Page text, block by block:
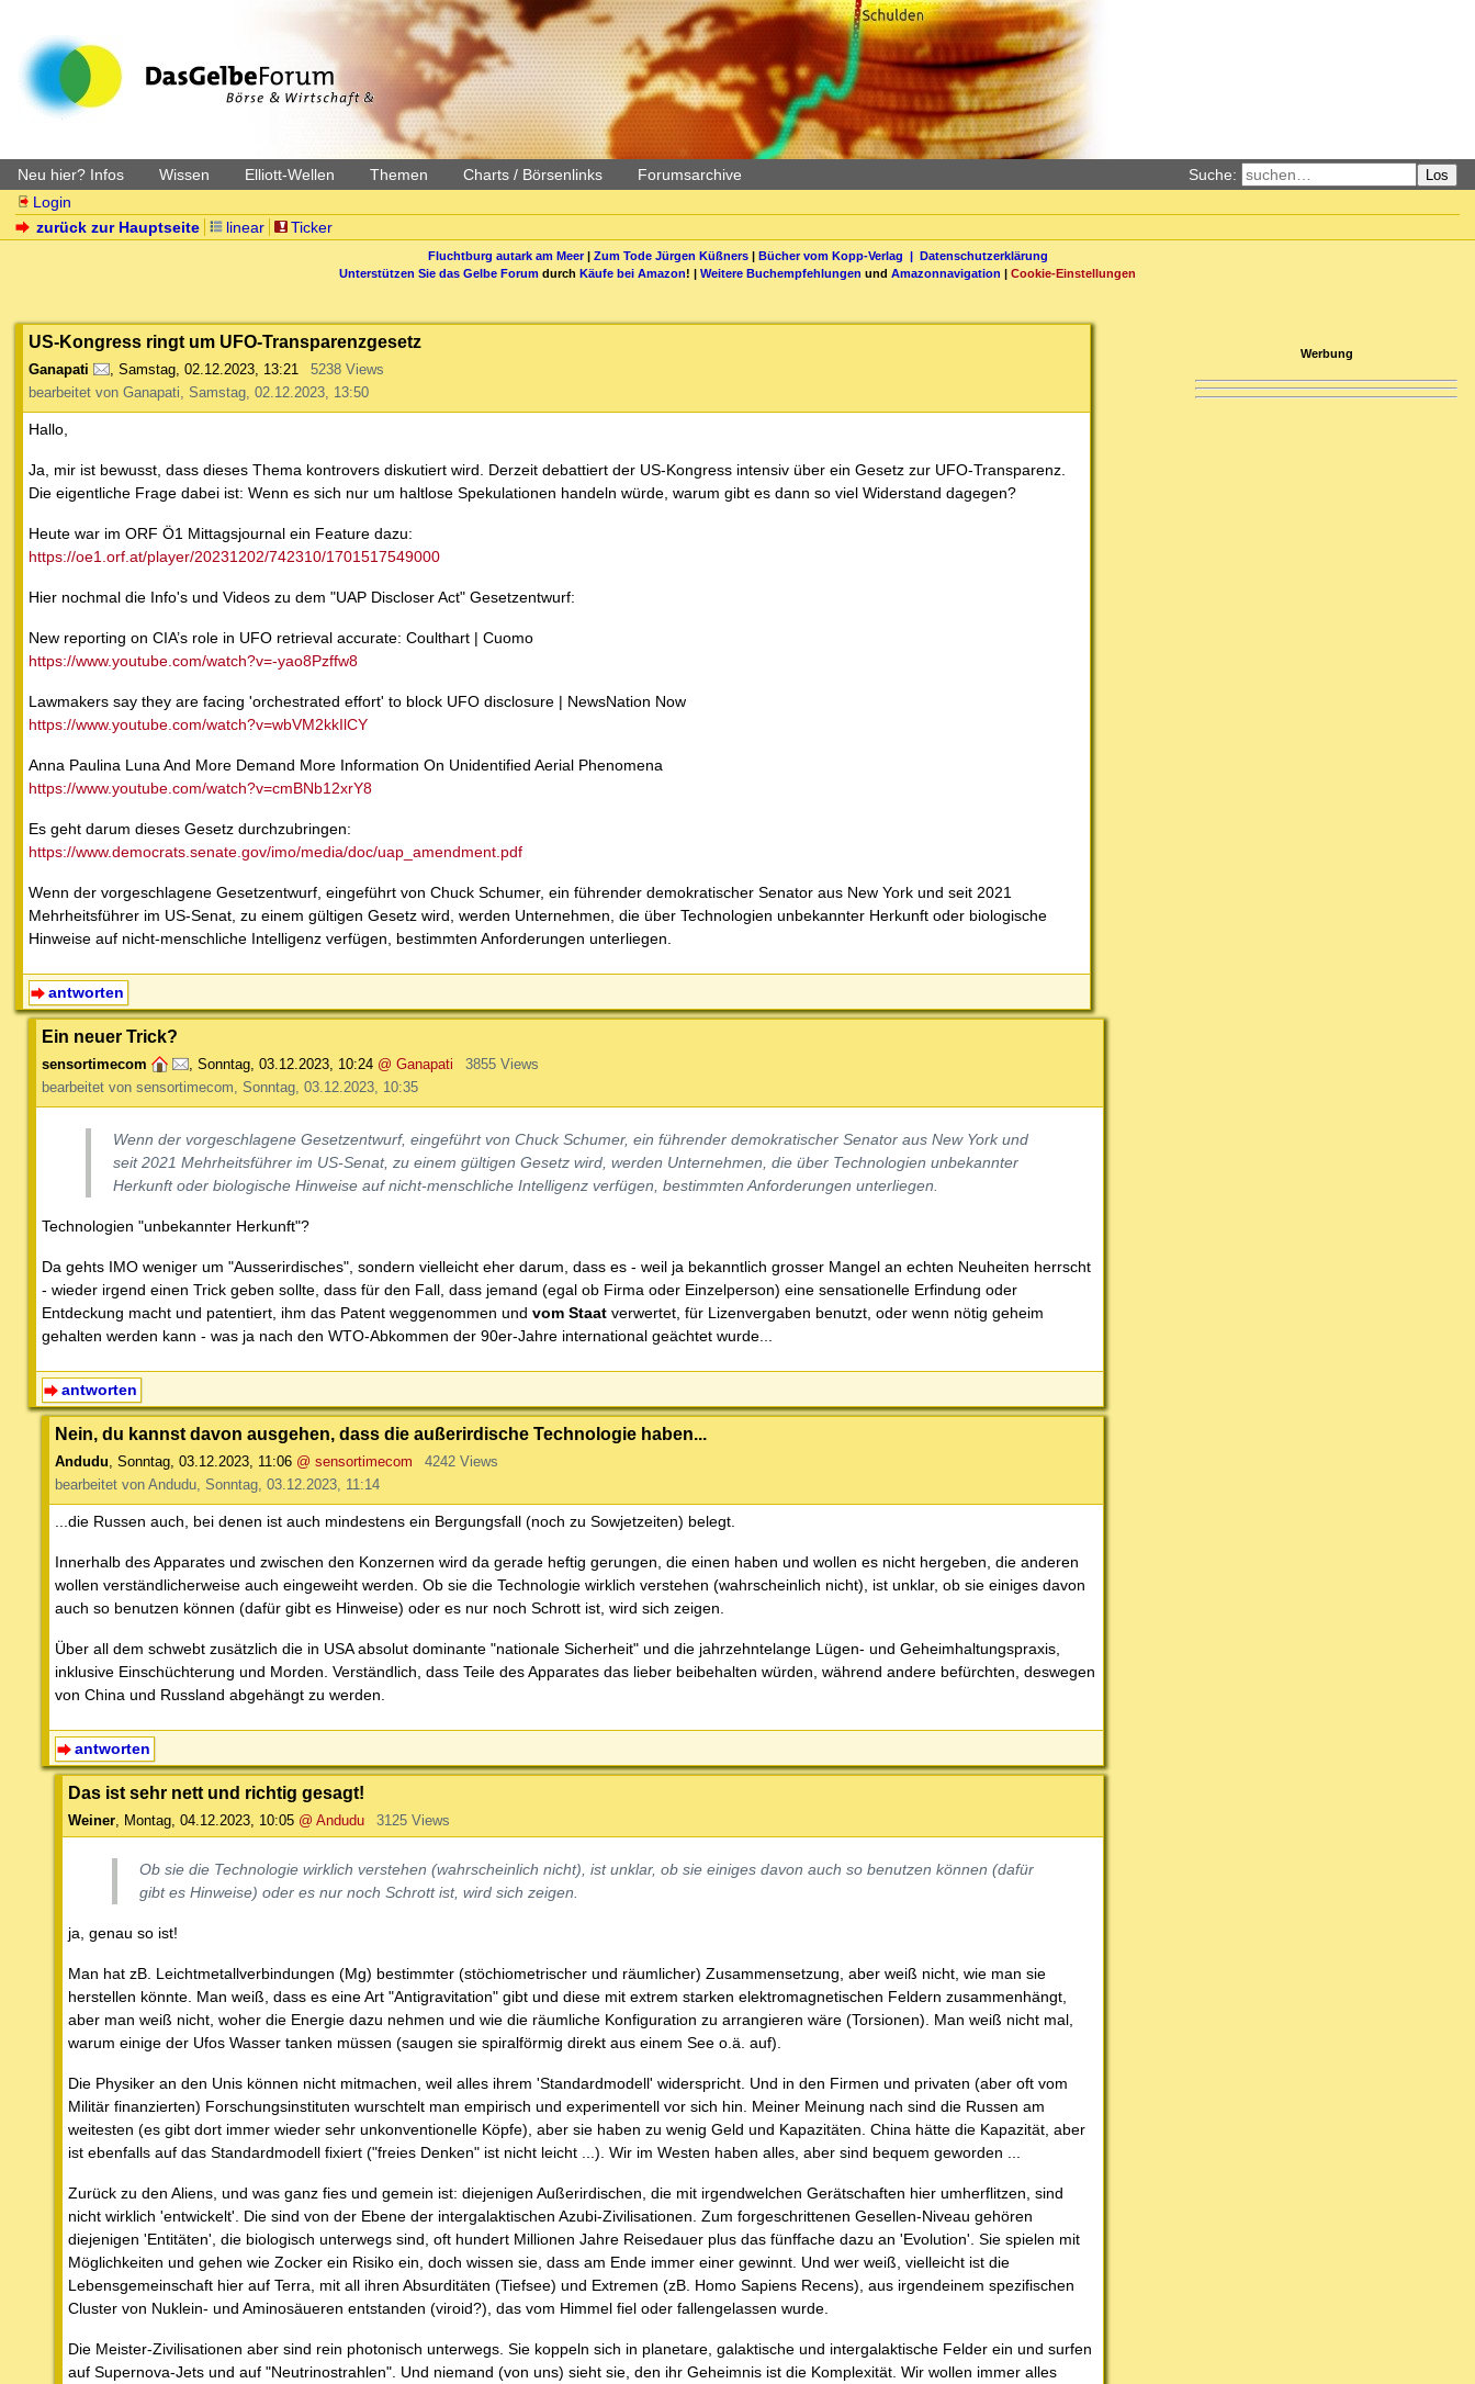
Neu hier? Infos Wissen Elliott-Wellen Themen Charts / Börsenlinks Forumsarchive Suche: Los
Login
zurück zur Hauptseite
linear Ticker
Fluchtburg autark am Meer| Zum Tode Jürgen Küßners| Bücher vom Kopp-Verlag | Datenschutzerklärung
Unterstützen Sie das Gelbe Forum durch Käufe bei Amazon! | Weitere Buchempfehlungen und Amazonnavigation | Cookie-Einstellungen
US-Kongress ringt um UFO-Transparenzgesetz
Ganapati , Samstag, 02.12.2023, 13:21
5238 Views
bearbeitet von Ganapati, Samstag, 02.12.2023, 13:50
Hallo,
Ja, mir ist bewusst, dass dieses Thema kontrovers diskutiert wird. Derzeit debattiert der US-Kongress intensiv über ein Gesetz zur UFO-Transparenz.
Die eigentliche Frage dabei ist: Wenn es sich nur um haltlose Spekulationen handeln würde, warum gibt es dann so viel Widerstand dagegen?
Heute war im ORF Ö1 Mittagsjournal ein Feature dazu:
https://oe1.orf.at/player/20231202/742310/1701517549000
Hier nochmal die Info's und Videos zu dem "UAP Discloser Act" Gesetzentwurf:
New reporting on CIA’s role in UFO retrieval accurate: Coulthart | Cuomo
https://www.youtube.com/watch?v=-yao8Pzffw8
Lawmakers say they are facing 'orchestrated effort' to block UFO disclosure | NewsNation Now
https://www.youtube.com/watch?v=wbVM2kkIlCY
Anna Paulina Luna And More Demand More Information On Unidentified Aerial Phenomena
https://www.youtube.com/watch?v=cmBNb12xrY8
Es geht darum dieses Gesetz durchzubringen:
https://www.democrats.senate.gov/imo/media/doc/uap_amendment.pdf
Wenn der vorgeschlagene Gesetzentwurf, eingeführt von Chuck Schumer, ein führender demokratischer Senator aus New York und seit 2021
Mehrheitsführer im US-Senat, zu einem gültigen Gesetz wird, werden Unternehmen, die über Technologien unbekannter Herkunft oder biologische
Hinweise auf nicht-menschliche Intelligenz verfügen, bestimmten Anforderungen unterliegen.
antworten
Ein neuer Trick?
sensortimecom , Sonntag, 03.12.2023, 10:24 @ Ganapati
3855 Views
bearbeitet von sensortimecom, Sonntag, 03.12.2023, 10:35
Wenn der vorgeschlagene Gesetzentwurf, eingeführt von Chuck Schumer, ein führender demokratischer Senator aus New York und
seit 2021 Mehrheitsführer im US-Senat, zu einem gültigen Gesetz wird, werden Unternehmen, die über Technologien unbekannter
Herkunft oder biologische Hinweise auf nicht-menschliche Intelligenz verfügen, bestimmten Anforderungen unterliegen.
Technologien "unbekannter Herkunft"?
Da gehts IMO weniger um "Ausserirdisches", sondern vielleicht eher darum, dass es - weil ja bekanntlich grosser Mangel an echten Neuheiten herrscht
- wieder irgend einen Trick geben sollte, dass für den Fall, dass jemand (egal ob Firma oder Einzelperson) eine sensationelle Erfindung oder
Entdeckung macht und patentiert, ihm das Patent weggenommen und vom Staat verwertet, für Lizenvergaben benutzt, oder wenn nötig geheim
gehalten werden kann - was ja nach den WTO-Abkommen der 90er-Jahre international geächtet wurde...
antworten
Nein, du kannst davon ausgehen, dass die außerirdische Technologie haben...
Andudu, Sonntag, 03.12.2023, 11:06 @ sensortimecom
4242 Views
bearbeitet von Andudu, Sonntag, 03.12.2023, 11:14
...die Russen auch, bei denen ist auch mindestens ein Bergungsfall (noch zu Sowjetzeiten) belegt.
Innerhalb des Apparates und zwischen den Konzernen wird da gerade heftig gerungen, die einen haben und wollen es nicht hergeben, die anderen
wollen verständlicherweise auch eingeweiht werden. Ob sie die Technologie wirklich verstehen (wahrscheinlich nicht), ist unklar, ob sie einiges davon
auch so benutzen können (dafür gibt es Hinweise) oder es nur noch Schrott ist, wird sich zeigen.
Über all dem schwebt zusätzlich die in USA absolut dominante "nationale Sicherheit" und die jahrzehntelange Lügen- und Geheimhaltungspraxis,
inklusive Einschüchterung und Morden. Verständlich, dass Teile des Apparates das lieber beibehalten würden, während andere befürchten, deswegen
von China und Russland abgehängt zu werden.
antworten
Das ist sehr nett und richtig gesagt!
Weiner Montag, 04.12.2023, 10:05 @ Andudu 3125 Views
Ob sie die Technologie wirklich verstehen (wahrscheinlich nicht), ist unklar, ob sie einiges davon auch so benutzen können (dafür
gibt es Hinweise) oder es nur noch Schrott ist, wird sich zeigen.
ja, genau so ist!
Man hat zB. Leichtmetallverbindungen (Mg) bestimmter (stöchiometrischer und räumlicher) Zusammensetzung, aber weiß nicht, wie man sie
herstellen könnte. Man weiß, dass es eine Art "Antigravitation" gibt und diese mit extrem starken elektromagnetischen Feldern zusammenhängt,
aber man weiß nicht, woher die Energie dazu nehmen und wie die räumliche Konfiguration zu arrangieren wäre (Torsionen). Man weiß nicht mal,
warum einige der Ufos Wasser tanken müssen (saugen sie spiralförmig direkt aus einem See o.ä. auf).
Die Physiker an den Unis können nicht mitmachen, weil alles ihrem 'Standardmodell' widerspricht. Und in den Firmen und privaten (aber oft vom
Militär finanzierten) Forschungsinstituten wurschtelt man empirisch und experimentell vor sich hin. Meiner Meinung nach sind die Russen am
weitesten (es gibt dort immer wieder sehr unkonventionelle Köpfe), aber sie haben zu wenig Geld und Kapazitäten. China hätte die Kapazität, aber
ist ebenfalls auf das Standardmodell fixiert ("freies Denken" ist nicht leicht ...). Wir im Westen haben alles, aber sind bequem geworden ...
Zurück zu den Aliens, und was ganz fies und gemein ist: diejenigen Außerirdischen, die mit irgendwelchen Gerätschaften hier umherflitzen, sind
nicht wirklich 'entwickelt'. Die sind von der Ebene der intergalaktischen Azubi-Zivilisationen. Zum forgeschrittenen Gesellen-Niveau gehören
diejenigen 'Entitäten', die biologisch unterwegs sind, oft hundert Millionen Jahre Reisedauer plus das fünffache dazu an 'Evolution'. Sie spielen mit
Möglichkeiten und gehen wie Zocker ein Risiko ein, doch wissen sie, dass am Ende immer einer gewinnt. Und wer weiß, vielleicht ist die
Lebensgemeinschaft hier auf Terra, mit all ihren Absurditäten (Tiefsee) und Extremen (zB. Homo Sapiens Recens), aus irgendeinem spezifischen
Cluster von Nuklein- und Aminosäueren entstanden (viroid?), das vom Himmel fiel oder fallengelassen wurde.
Die Meister-Zivilisationen aber sind rein photonisch unterwegs. Sie koppeln sich in planetare, galaktische und intergalaktische Felder ein und surfen
auf Supernova-Jets und auf "Neutrinostrahlen". Und niemand (von uns) sieht sie, den ihr Geheimnis ist die Komplexität. Wir wollen immer alles
Werbung